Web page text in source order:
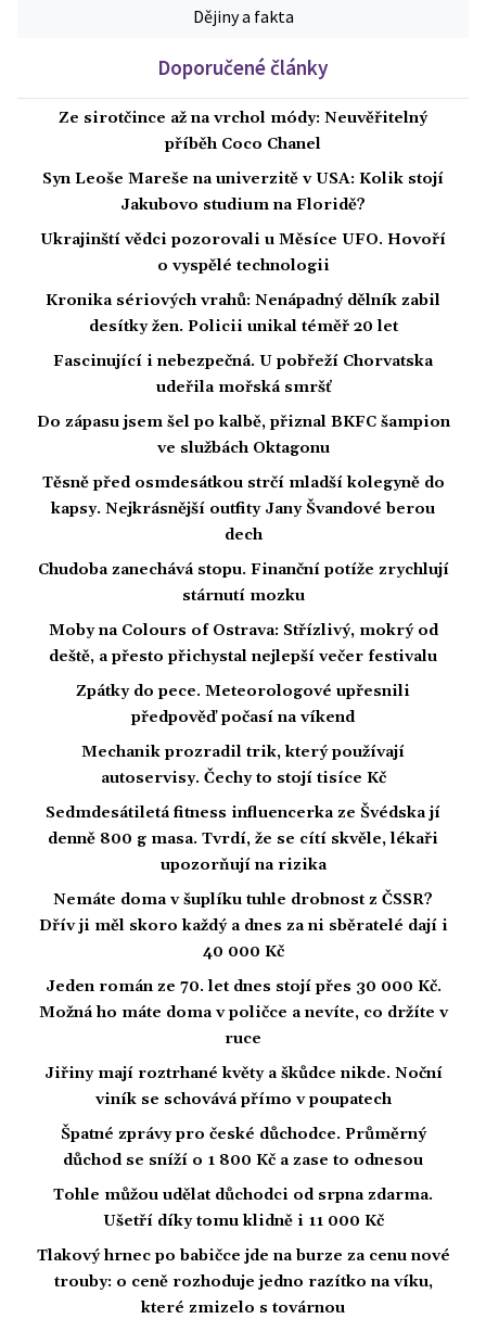
Dějiny a fakta
Doporučené články
Ze sirotčince až na vrchol módy: Neuvěřitelný
příběh Coco Chanel
Syn Leoše Mareše na univerzitě v USA: Kolik stojí
Jakubovo studium na Floridě?
Ukrajinští vědci pozorovali u Měsíce UFO. Hovoří
o vyspělé technologii
Kronika sériových vrahů: Nenápadný dělník zabil
desítky žen. Policii unikal téměř 20 let
Fascinující i nebezpečná. U pobřeží Chorvatska
udeřila mořská smršť
Do zápasu jsem šel po kalbě, přiznal BKFC šampion
ve službách Oktagonu
Těsně před osmdesátkou strčí mladší kolegyně do
kapsy. Nejkrásnější outfity Jany Švandové berou
dech
Chudoba zanechává stopu. Finanční potíže zrychlují
stárnutí mozku
Moby na Colours of Ostrava: Střízlivý, mokrý od
deště, a přesto přichystal nejlepší večer festivalu
Zpátky do pece. Meteorologové upřesnili
předpověď počasí na víkend
Mechanik prozradil trik, který používají
autoservisy. Čechy to stojí tisíce Kč
Sedmdesátiletá fitness influencerka ze Švédska jí
denně 800 g masa. Tvrdí, že se cítí skvěle, lékaři
upozorňují na rizika
Nemáte doma v šuplíku tuhle drobnost z ČSSR?
Dřív ji měl skoro každý a dnes za ni sběratelé dají i
40 000 Kč
Jeden román ze 70. let dnes stojí přes 30 000 Kč.
Možná ho máte doma v poličce a nevíte, co držíte v
ruce
Jiřiny mají roztrhané květy a škůdce nikde. Noční
viník se schovává přímo v poupatech
Špatné zprávy pro české důchodce. Průměrný
důchod se sníží o 1 800 Kč a zase to odnesou
Tohle můžou udělat důchodci od srpna zdarma.
Ušetří díky tomu klidně i 11 000 Kč
Tlakový hrnec po babičce jde na burze za cenu nové
trouby: o ceně rozhoduje jedno razítko na víku,
které zmizelo s továrnou